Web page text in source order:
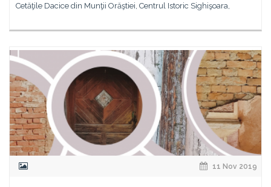
Cetăţile Dacice din Munţii Orăştiei, Centrul Istoric Sighişoara,
11 Nov 2019